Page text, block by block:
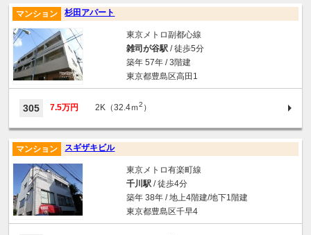
杉田アパート
マンション
東京メトロ副都心線
雑司が谷駅/ 徒歩5分
築年 57年 / 3階建
東京都豊島区高田1
305 7.5万円 2K（32.4ｍ2 ）
スギザキビル
マンション
東京メトロ有楽町線
千川駅/ 徒歩4分
築年 38年 / 地上4階建/地下1階建
東京都豊島区千早4